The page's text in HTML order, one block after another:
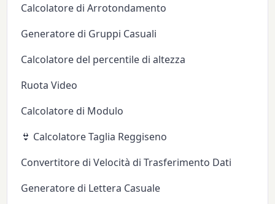
Calcolatore di Arrotondamento
Generatore di Gruppi Casuali
Calcolatore del percentile di altezza
Ruota Video
Calcolatore di Modulo
👙 Calcolatore Taglia Reggiseno
Convertitore di Velocità di Trasferimento Dati
Generatore di Lettera Casuale